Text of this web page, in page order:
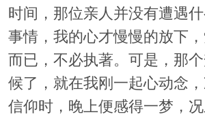
时间，那位亲人并没有遭遇
事情，我的心才慢慢的放下
而已，不必执著。可是，那
候了，就在我刚一起心动念
信仰时，晚上便感得一梦，